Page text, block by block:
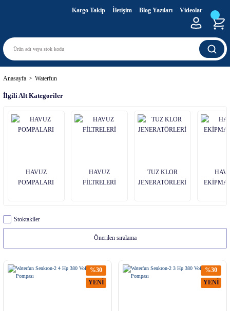
Kargo Takip İletişim Blog Yazıları Videolar
Anasayfa Waterfun
İlgili Alt Kategoriler
HAVUZ
POMPALARI
HAVUZ
FİLTRELERİ
TUZ KLOR
JENERATÖRLERİ
Stoktakiler
%30
YENİ
%30
YENİ